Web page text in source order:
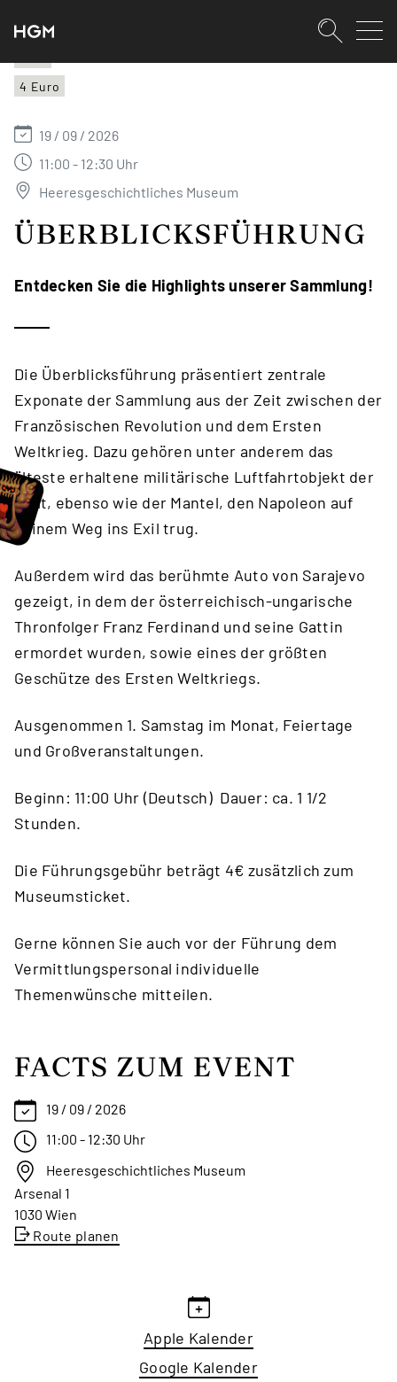
SKIPLINKS
4 Euro
19 / 09 / 2026
11:00 - 12:30 Uhr
Heeresgeschichtliches Museum
ÜBERBLICKSFÜHRUNG
Entdecken Sie die Highlights unserer Sammlung!
Die Überblicksführung präsentiert zentrale
Exponate der Sammlung aus der Zeit zwischen der
Französischen Revolution und dem Ersten
Weltkrieg. Dazu gehören unter anderem das
älteste erhaltene militärische Luftfahrtobjekt der
Welt, ebenso wie der Mantel, den Napoleon auf
seinem Weg ins Exil trug.
Außerdem wird das berühmte Auto von Sarajevo
gezeigt, in dem der österreichisch-ungarische
Thronfolger Franz Ferdinand und seine Gattin
ermordet wurden, sowie eines der größten
Geschütze des Ersten Weltkriegs.
Ausgenommen 1. Samstag im Monat, Feiertage
und Großveranstaltungen.
Beginn: 11:00 Uhr (Deutsch) Dauer: ca. 1 1/2
Stunden.
Die Führungsgebühr beträgt 4€ zusätzlich zum
Museumsticket.
Gerne können Sie auch vor der Führung dem
Vermittlungspersonal individuelle
Themenwünsche mitteilen.
FACTS ZUM EVENT
19 / 09 / 2026
11:00 - 12:30 Uhr
Heeresgeschichtliches Museum
Arsenal 1
1030 Wien
Route planen
Apple Kalender
Google Kalender